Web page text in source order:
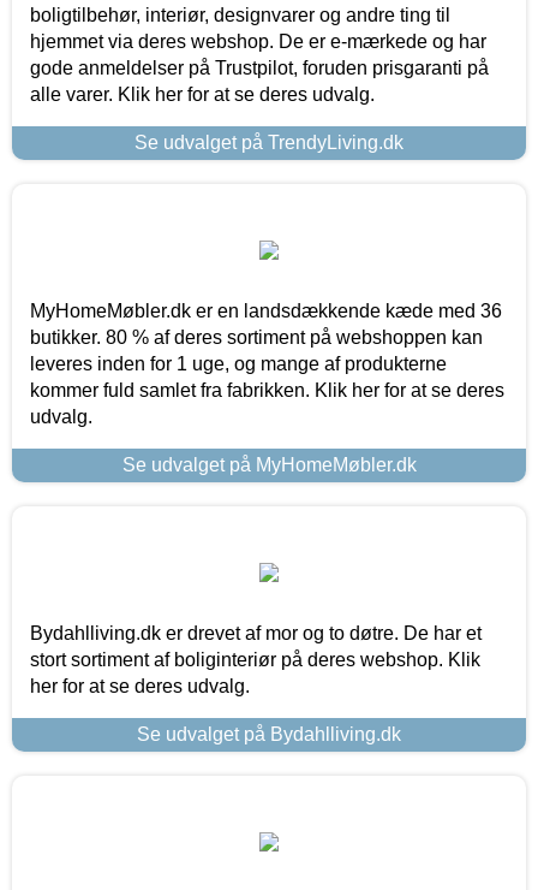
boligtilbehør, interiør, designvarer og andre ting til
hjemmet via deres webshop. De er e-mærkede og har
gode anmeldelser på Trustpilot, foruden prisgaranti på
alle varer. Klik her for at se deres udvalg.
Se udvalget på TrendyLiving.dk
MyHomeMøbler.dk er en landsdækkende kæde med 36
butikker. 80 % af deres sortiment på webshoppen kan
leveres inden for 1 uge, og mange af produkterne
kommer fuld samlet fra fabrikken. Klik her for at se deres
udvalg.
Se udvalget på MyHomeMøbler.dk
Bydahlliving.dk er drevet af mor og to døtre. De har et
stort sortiment af boliginteriør på deres webshop. Klik
her for at se deres udvalg.
Se udvalget på Bydahlliving.dk